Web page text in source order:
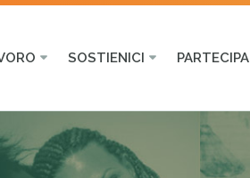
SOSTIENICI PARTECIPA